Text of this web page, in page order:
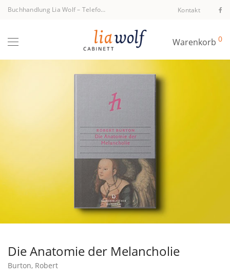
Buchhandlung Lia Wolf– Telefon +43 1 512 40 94 Kontakt
Warenkorb 0
Die Anatomie der Melancholie
Burton, Robert